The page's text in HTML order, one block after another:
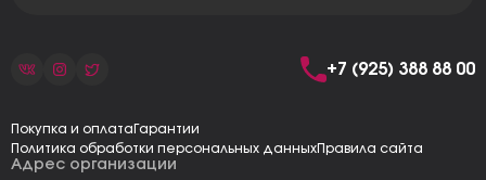
Адрес организации
+7 (925) 388 88 00
Покупка и оплата Гарантии
Политика обработки персональных данныхПравила сайта